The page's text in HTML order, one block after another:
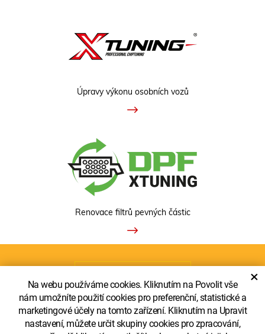
Na webu používáme cookies. Kliknutím na Povolit vše
nám umožníte použití cookies pro preferenční, statistické a
marketingové účely na tomto zařízení. Kliknutím na Upravit
nastavení, můžete určit skupiny cookies pro zpracování,
×
Úpravy výkonu osobních vozů
Renovace filtrů pevných částic
Copyright © Truckecopower LTD. - pobočka